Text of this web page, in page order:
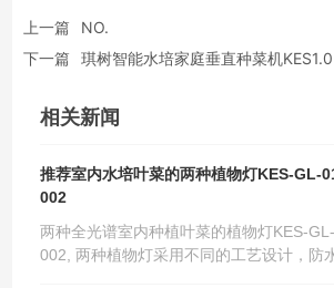
上一篇
NO.
琪树智能水培家庭垂直种菜机KES1.0
下一篇
相关新闻
推荐室内水培叶菜的两种植物灯KES-GL-
002
两种全光谱室内种植叶菜的植物灯KES-
002, 两种植物灯采用不同的工艺设计，防